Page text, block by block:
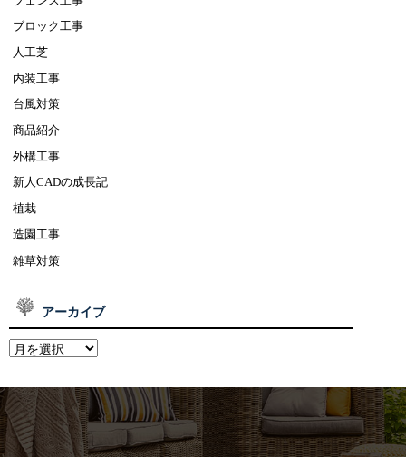
ブロック工事
人工芝
内装工事
台風対策
商品紹介
外構工事
新人CADの成長記
植栽
造園工事
雑草対策
アーカイブ